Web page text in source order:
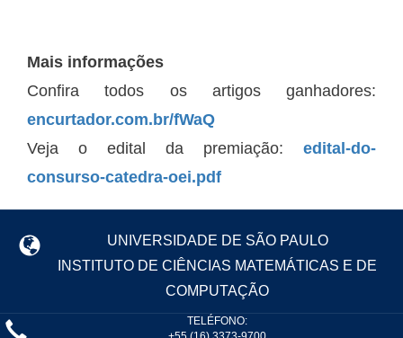
Mais informações
Confira todos os artigos ganhadores:
encurtador.com.br/fWaQ
Veja o edital da premiação: edital-do-
consurso-catedra-oei.pdf
UNIVERSIDADE DE SÃO PAULO
INSTITUTO DE CIÊNCIAS MATEMÁTICAS E DE
COMPUTAÇÃO
TELÉFONO: